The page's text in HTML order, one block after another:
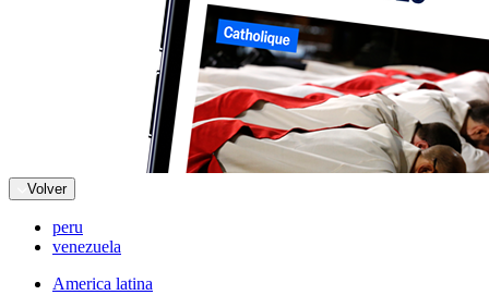
Volver
peru
venezuela
America latina